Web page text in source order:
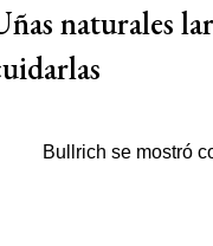
naturales